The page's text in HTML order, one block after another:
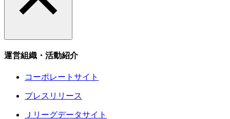
運営組織・活動紹介
コーポレートサイト
プレスリリース
Ｊリーグデータサイト